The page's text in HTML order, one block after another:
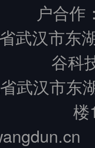
户合作
武汉市东
谷科
武汉市东
楼